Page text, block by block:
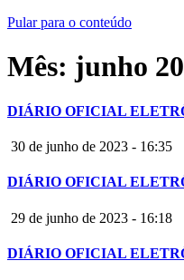
Pular para o conteúdo
Mês: junho
DIÁRIO OFICIAL
30 de junho de 2023 - 16:35
DIÁRIO OFICIAL
29 de junho de 2023 - 16:18
DIÁRIO OFICIAL